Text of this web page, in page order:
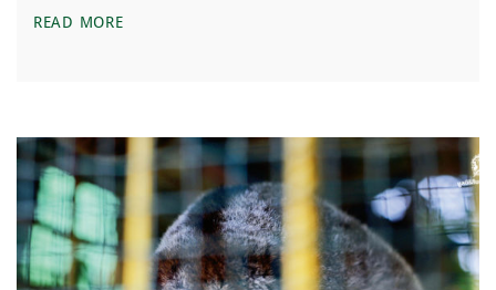
READ MOREปธ.มูลนิธิสืบฯ เตรียมยื่นรายชื่อสนับสนุนให้ นกชนหิน